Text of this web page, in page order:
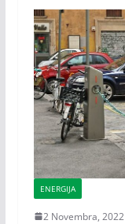
ENERGIJA
2 Novembra, 2022